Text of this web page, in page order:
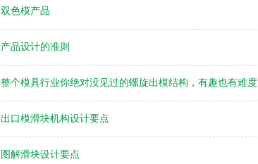
双色模产品
产品设计的准则
整个模具行业你绝对没见过的螺旋出模结构，有趣也有难度
出口模滑块机构设计要点
图解滑块设计要点